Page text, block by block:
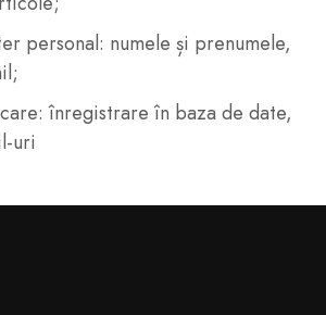
personal: numele și prenumele,
înregistrare în baza de date,
uri